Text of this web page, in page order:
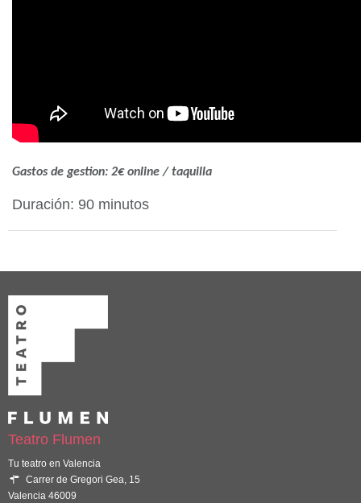
Gastos de gestion: 2€ online / taquilla
Duración: 90 minutos
Teatro Flumen
Tu teatro en Valencia
Carrer de Gregori Gea, 15
Valencia 46009